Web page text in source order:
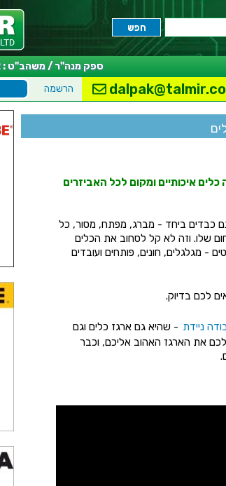
ספק מנה"ר / משהב"ט : 083-074572
הרשמה
איכותיים ומקום לכל האביזרים
כבדים ביחד - מברג, מפתח, מסור, כל
שלו. וזה לא קל לסחוב את הכלים
- מגלגלים, חונים, פותחים ועובדים
לכם בדיוק.
ניידת - שהיא גם ארגז כלים וגם
את הארגז האהוב אליכם, וכבר